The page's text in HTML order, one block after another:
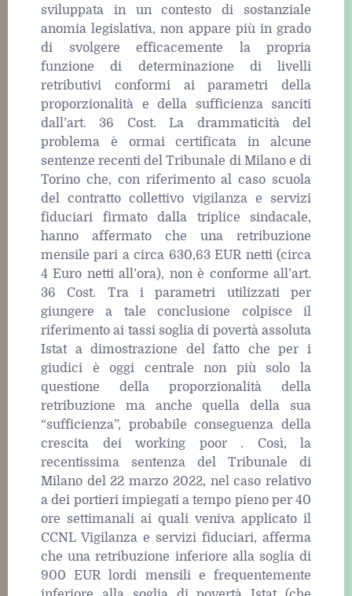
sviluppata in un contesto di sostanziale
anomia legislativa, non appare più in grado
di svolgere efficacemente la propria
funzione di determinazione di livelli
retributivi conformi ai parametri della
proporzionalità e della sufficienza sanciti
dall’art. 36 Cost. La drammaticità del
problema è ormai certificata in alcune
sentenze recenti del Tribunale di Milano e di
Torino che, con riferimento al caso scuola
del contratto collettivo vigilanza e servizi
fiduciari firmato dalla triplice sindacale,
hanno affermato che una retribuzione
mensile pari a circa 630,63 EUR netti (circa
4 Euro netti all’ora), non è conforme all’art.
36 Cost. Tra i parametri utilizzati per
giungere a tale conclusione colpisce il
riferimento ai tassi soglia di povertà assoluta
Istat a dimostrazione del fatto che per i
giudici è oggi centrale non più solo la
questione della proporzionalità della
retribuzione ma anche quella della sua
“sufficienza”, probabile conseguenza della
crescita dei working poor . Così, la
recentissima sentenza del Tribunale di
Milano del 22 marzo 2022, nel caso relativo
a dei portieri impiegati a tempo pieno per 40
ore settimanali ai quali veniva applicato il
CCNL Vigilanza e servizi fiduciari, afferma
che una retribuzione inferiore alla soglia di
900 EUR lordi mensili e frequentemente